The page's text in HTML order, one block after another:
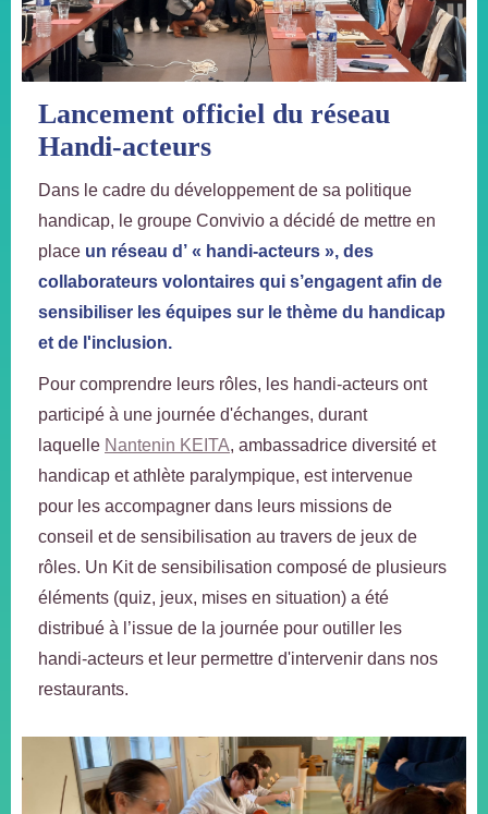
Lancement officiel du réseau
Handi-acteurs
Dans le cadre du développement de sa politique
handicap, le groupe Convivio a décidé de mettre en
place un réseau d’ « handi-acteurs », des
collaborateurs volontaires qui s’engagent afin de
sensibiliser les équipes sur le thème du handicap
et de l'inclusion.
Pour comprendre leurs rôles, les handi-acteurs ont
participé à une journée d'échanges, durant
laquelle Nantenin KEITA, ambassadrice diversité et
handicap et athlète paralympique, est intervenue
pour les accompagner dans leurs missions de
conseil et de sensibilisation au travers de jeux de
rôles. Un Kit de sensibilisation composé de plusieurs
éléments (quiz, jeux, mises en situation) a été
distribué à l’issue de la journée pour outiller les
handi-acteurs et leur permettre d'intervenir dans nos
restaurants.